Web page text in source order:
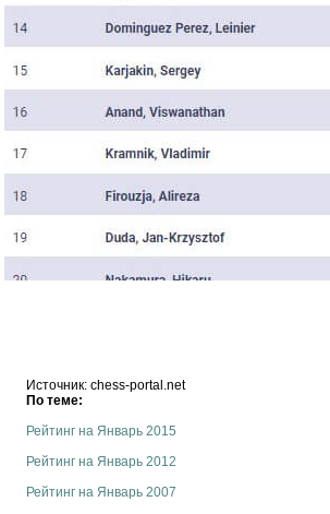
Источник: chess-portal.net
По теме:
Рейтинг на Январь 2015
Рейтинг на Январь 2012
Рейтинг на Январь 2007